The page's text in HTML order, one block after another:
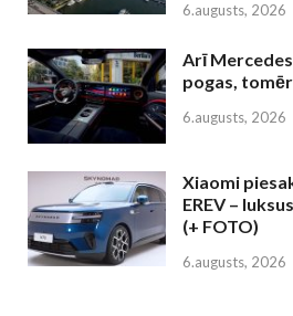
6.augusts, 2026
Arī
pogas,
6.augusts, 2026
Xiaomi
EREV –
(+ FOTO)
6.augusts, 2026